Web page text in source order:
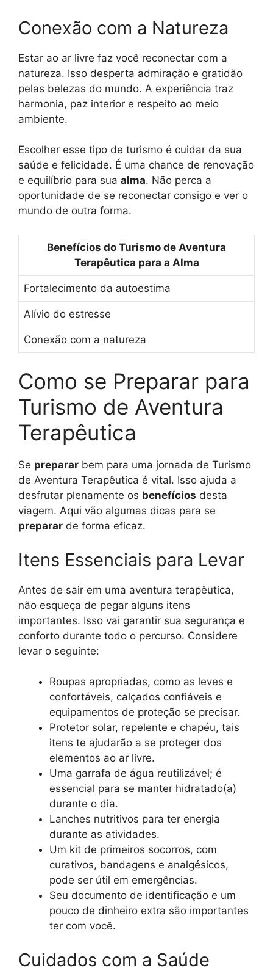
Conexão com a Natureza
Estar ao ar livre faz você reconectar com a
natureza. Isso desperta admiração e gratidão
pelas belezas do mundo. A experiência traz
harmonia, paz interior e respeito ao meio
ambiente.
Escolher esse tipo de turismo é cuidar da sua
saúde e felicidade. É uma chance de renovação
e equilíbrio para sua alma. Não perca a
oportunidade de se reconectar consigo e ver o
mundo de outra forma.
Benefícios do Turismo de Aventura
Terapêutica para a Alma
Fortalecimento da autoestima
Alívio do estresse
Conexão com a natureza
Como se Preparar para
Turismo de Aventura
Terapêutica
Se preparar bem para uma jornada de Turismo
de Aventura Terapêutica é vital. Isso ajuda a
desfrutar plenamente os benefícios desta
viagem. Aqui vão algumas dicas para se
preparar de forma eficaz.
Itens Essenciais para Levar
Antes de sair em uma aventura terapêutica,
não esqueça de pegar alguns itens
importantes. Isso vai garantir sua segurança e
conforto durante todo o percurso. Considere
levar o seguinte:
Roupas apropriadas, como as leves e
confortáveis, calçados confiáveis e
equipamentos de proteção se precisar.
Protetor solar, repelente e chapéu, tais
itens te ajudarão a se proteger dos
elementos ao ar livre.
Uma garrafa de água reutilizável; é
essencial para se manter hidratado(a)
durante o dia.
Lanches nutritivos para ter energia
durante as atividades.
Um kit de primeiros socorros, com
curativos, bandagens e analgésicos,
pode ser útil em emergências.
Seu documento de identificação e um
pouco de dinheiro extra são importantes
ter com você.
Cuidados com a Saúde